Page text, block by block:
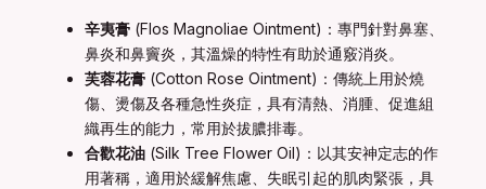
辛夷膏 (Flos Magnoliae Ointment)：專門針對鼻塞、
鼻炎和鼻竇炎，其溫燥的特性有助於通竅消炎。
芙蓉花膏 (Cotton Rose Ointment)：傳統上用於燒
傷、燙傷及各種急性炎症，具有清熱、消腫、促進組
織再生的能力，常用於拔膿排毒。
合歡花油 (Silk Tree Flower Oil)：以其安神定志的作
用著稱，適用於緩解焦慮、失眠引起的肌肉緊張，具